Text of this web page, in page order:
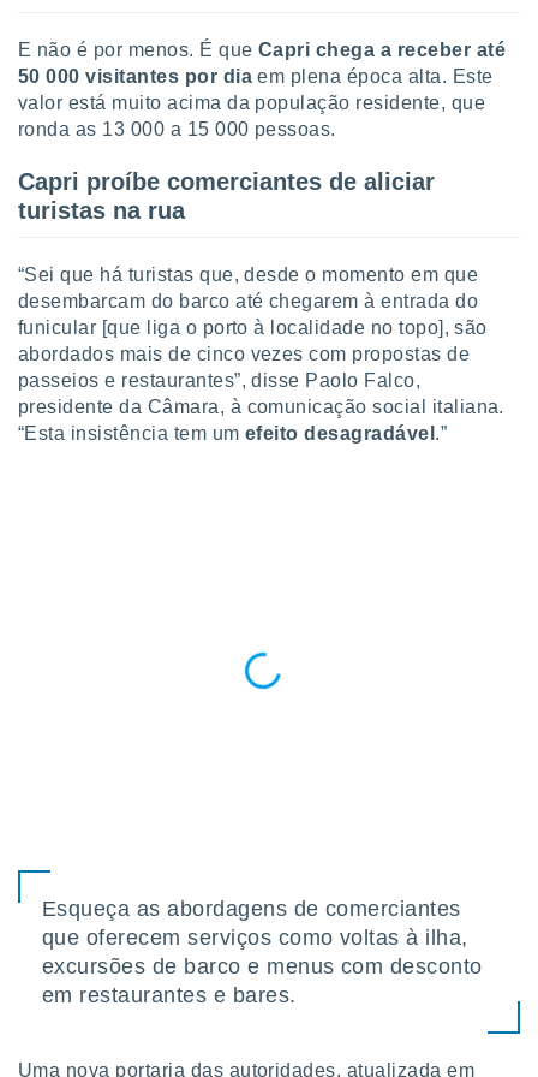
tal,
ou opor-
qualquer
na
o
de
ou aceder
de
de dados
fontes,
E não é por menos. É que Capri chega a receber até
50 000 visitantes por dia em plena época alta. Este
valor está muito acima da população residente, que
ronda as 13 000 a 15 000 pessoas.
Capri proíbe comerciantes de aliciar
turistas na rua
“Sei que há turistas que, desde o momento em que
desembarcam do barco até chegarem à entrada do
funicular [que liga o porto à localidade no topo], são
abordados mais de cinco vezes com propostas de
passeios e restaurantes”, disse Paolo Falco,
presidente da Câmara, à comunicação social italiana.
“Esta insistência tem um efeito desagradável .”
Esqueça as abordagens de comerciantes
que oferecem serviços como voltas à ilha,
excursões de barco e menus com desconto
em restaurantes e bares.
Uma nova portaria das autoridades, atualizada em